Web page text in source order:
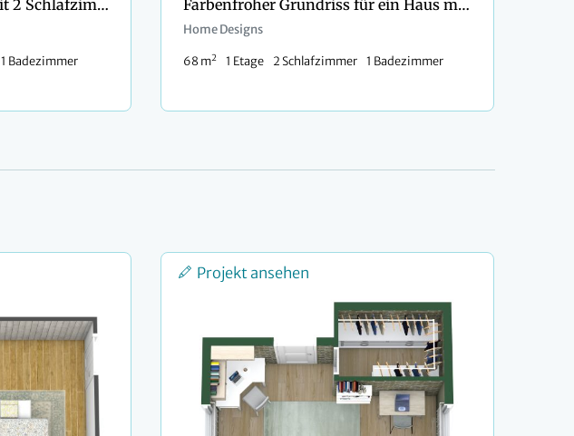
Grundriss für ein Haus mit 2 Schlafzimmern mit altrosa Inneneinrichtung
1 Badezimmer
Farbenfroher Grundriss für ein Haus mit 1 Schlafzimmer und 1 Kinderzimmer
Home Designs
68 m2 1 Etage 2 Schlafzimmer 1 Badezimmer
Projekt ansehen